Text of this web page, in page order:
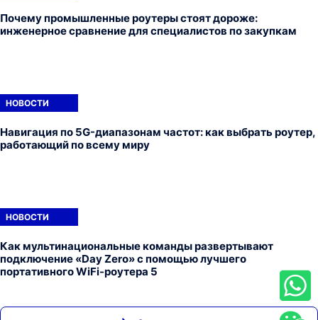
Почему промышленные роутеры стоят дороже:
инженерное сравнение для специалистов по закупкам
НОВОСТИ
Навигация по 5G-диапазонам частот: как выбрать роутер,
работающий по всему миру
НОВОСТИ
Как мультинациональные команды развертывают
подключение «Day Zero» с помощью лучшего
портативного WiFi-роутера 5